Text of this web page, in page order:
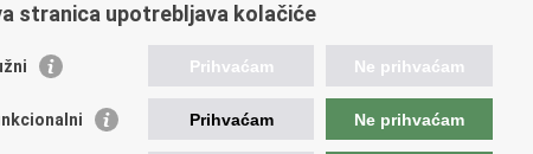
poveznice
restauratorski zavod
stranica upotrebljava kolačiće
Prihvaćam Ne prihvaćam
Prihvaćam Ne prihvaćam